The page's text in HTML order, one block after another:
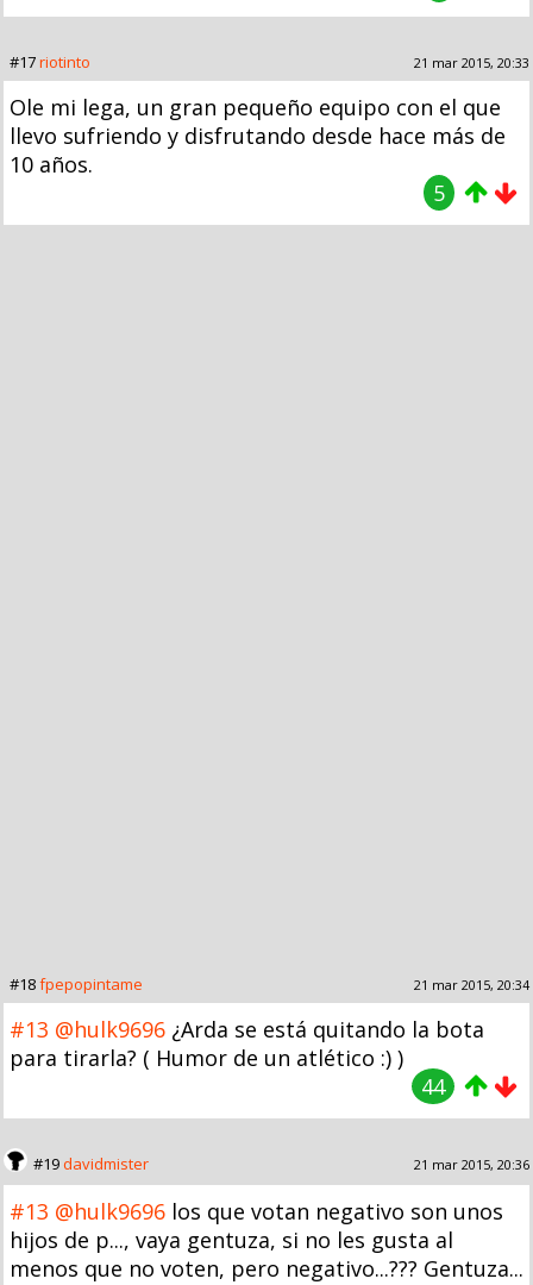
#17riotinto 21 mar 2015, 20:33
Ole mi lega, un gran pequeño equipo con el que
llevo sufriendo y disfrutando desde hace más de
10 años.
5
#18fpepopintame 21 mar 2015, 20:34
#13 @hulk9696 ¿Arda se está quitando la bota
para tirarla? ( Humor de un atlético :) )
44
#19davidmister 21 mar 2015, 20:36
#13 @hulk9696 los que votan negativo son unos
hijos de p..., vaya gentuza, si no les gusta al
menos que no voten, pero negativo...??? Gentuza...